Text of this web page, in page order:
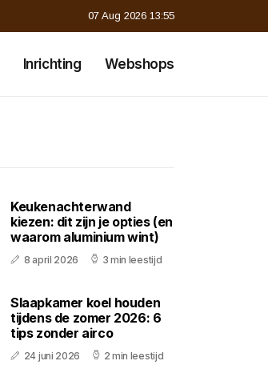
07 Aug 2026 13:55
Inrichting Webshops
Keukenachterwand
kiezen: dit zijn je opties (en
waarom aluminium wint)
8 april 2026 3 min leestijd
Slaapkamer koel houden
tijdens de zomer 2026: 6
tips zonder airco
24 juni 2026 2 min leestijd